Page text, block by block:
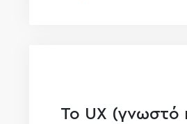
Το UX (γνωστό